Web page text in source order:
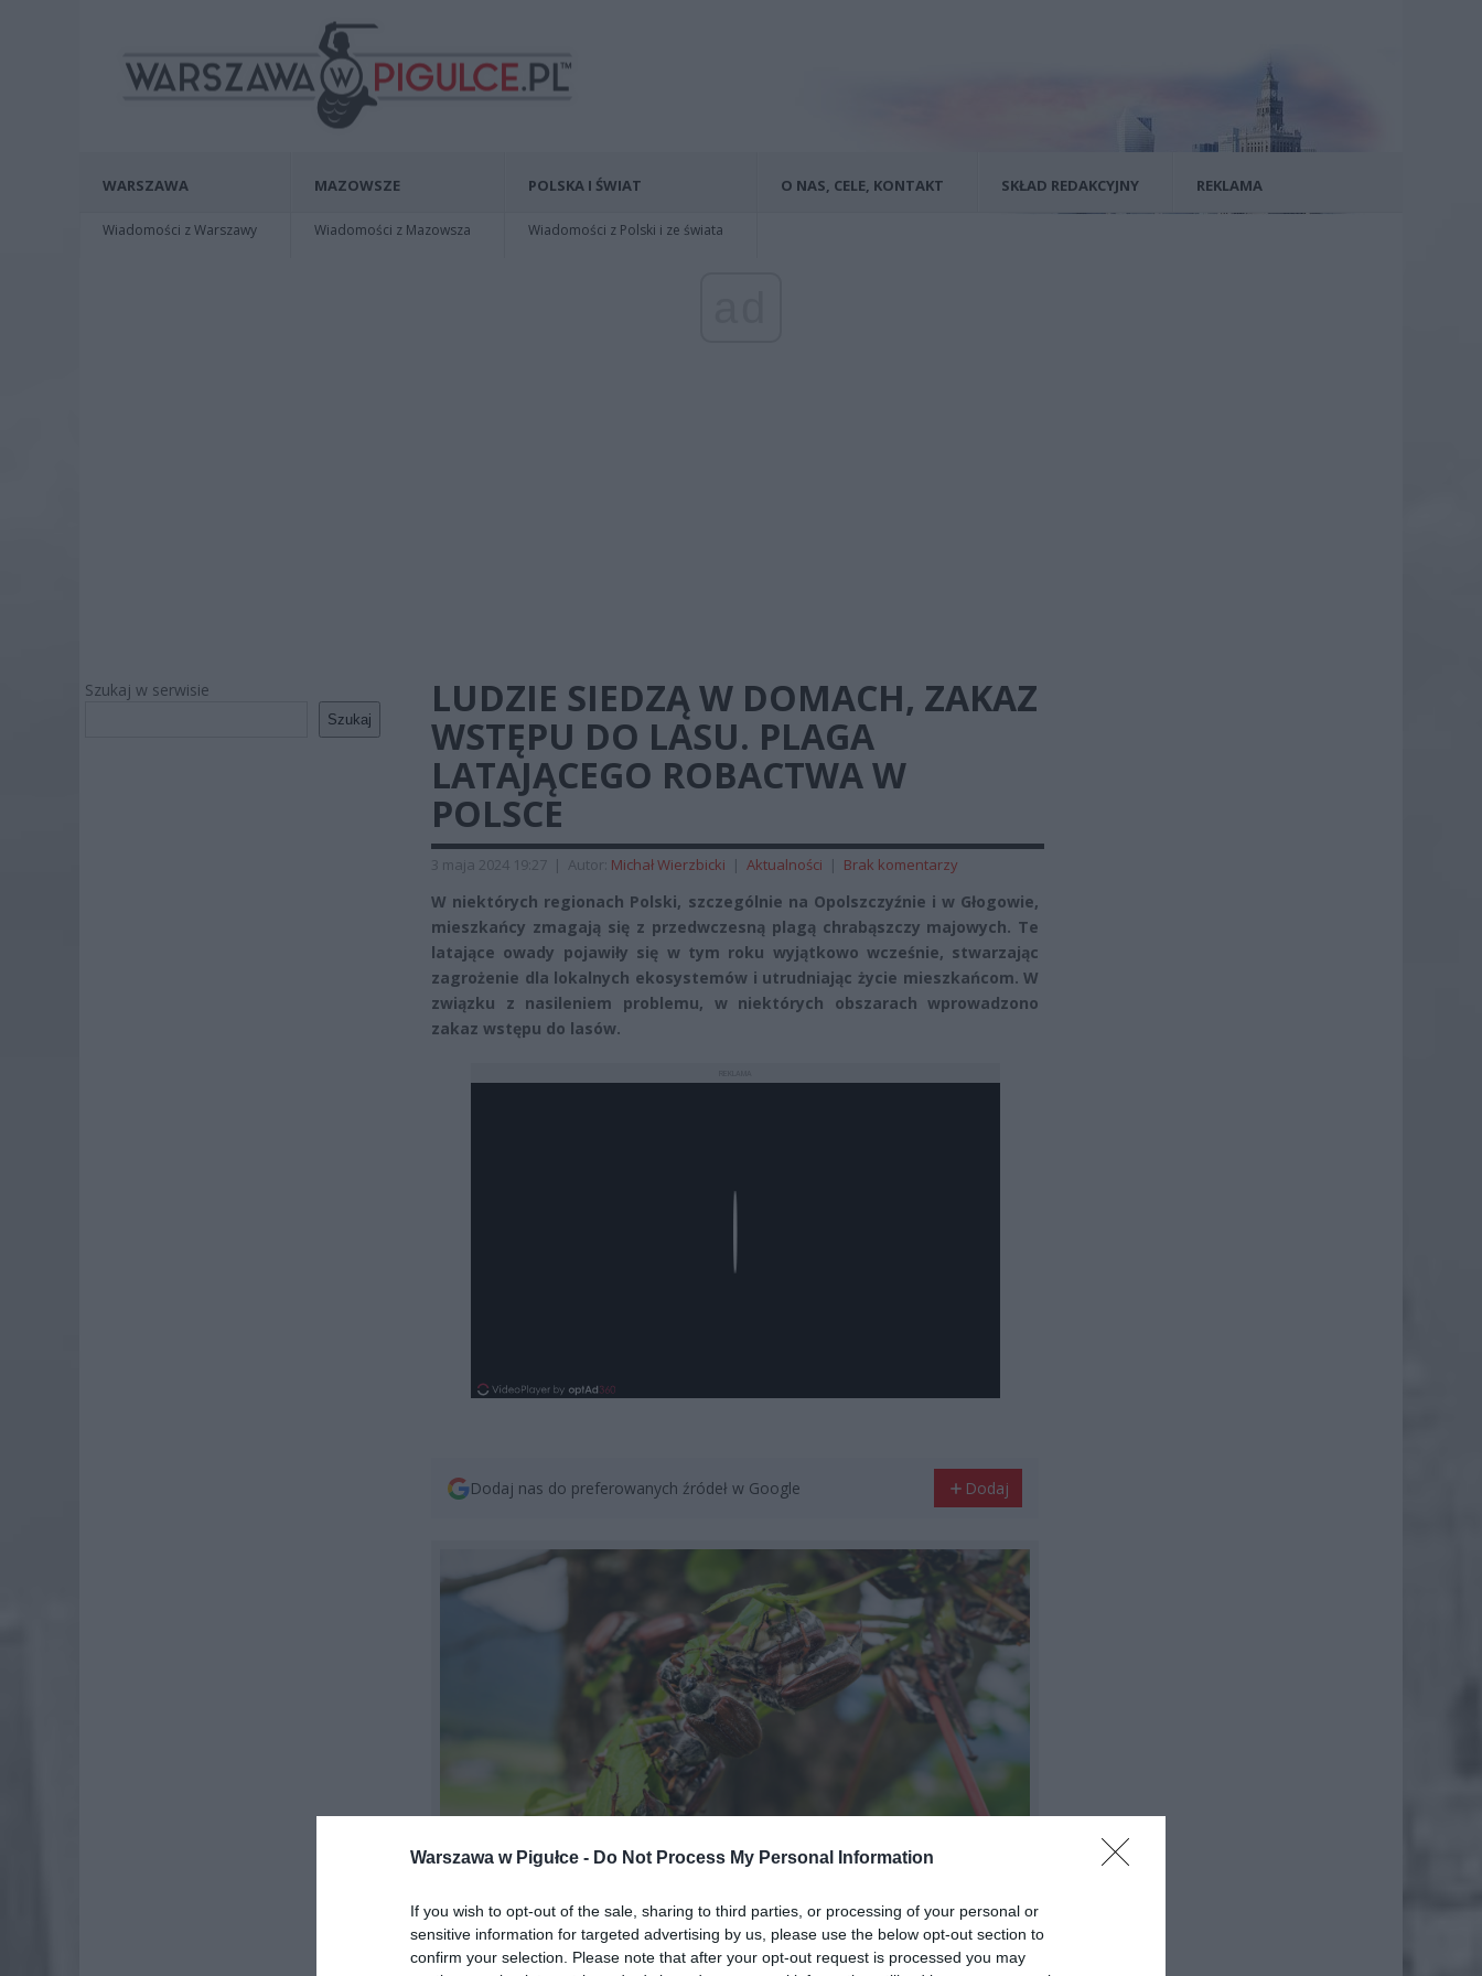
Warszawa w Pigułce - Do Not Process My Personal Information
If you wish to opt-out of the sale, sharing to third parties, or processing of your personal or
sensitive information for targeted advertising by us, please use the below opt-out section to
confirm your selection. Please note that after your opt-out request is processed you may
WARSZAWA
Wiadomości z Warszawy
MAZOWSZE
Wiadomości z Mazowsza
POLSKA I ŚWIAT
Wiadomości z Polski i ze świata
O NAS, CELE, KONTAKT SKŁAD REDAKCYJNY REKLAMA
Szukaj w serwisie
Szukaj
LUDZIE SIEDZĄ W DOMACH, ZAKAZ
WSTĘPU DO LASU. PLAGA
LATAJĄCEGO ROBACTWA W
POLSCE
3 maja 2024 19:27 | Autor: Michał Wierzbicki | Aktualności | Brak komentarzy
W niektórych regionach Polski, szczególnie na Opolszczyźnie i w Głogowie,
mieszkańcy zmagają się z przedwczesną plagą chrabąszczy majowych. Te
latające owady pojawiły się w tym roku wyjątkowo wcześnie, stwarzając
zagrożenie dla lokalnych ekosystemów i utrudniając życie mieszkańcom. W
związku z nasileniem problemu, w niektórych obszarach wprowadzono
zakaz wstępu do lasów.
Dodaj nas do preferowanych źródeł w Google Dodaj
Fot. Shutterstock